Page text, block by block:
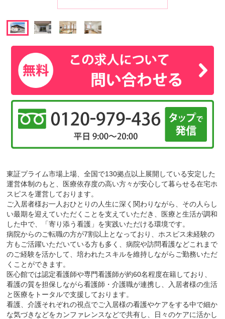
東証プライム市場上場、全国で130拠点以上展開している安定した
運営体制のもと、医療依存度の高い方々が安心して暮らせる在宅ホ
スピスを運営しております。
ご入居者様お一人おひとりの人生に深く関わりながら、その人らし
い最期を迎えていただくことを支えていただき、医療と生活が調和
した中で、「寄り添う看護」を実践いただける環境です。
病院からのご転職の方が7割以上となっており、ホスピス未経験の
方もご活躍いただいている方も多く、病院や訪問看護などこれまで
のご経験を活かして、培われたスキルを維持しながらご勤務いただ
くことができます。
医心館では認定看護師や専門看護師が約60名程度在籍しており、
看護の質を担保しながら看護師・介護職が連携し、入居者様の生活
と医療をトータルで支援しております。
看護、介護それぞれの視点でご入居様の看護やケアをする中で細か
な気づきなどをカンファレンスなどで共有し、日々のケアに活かし